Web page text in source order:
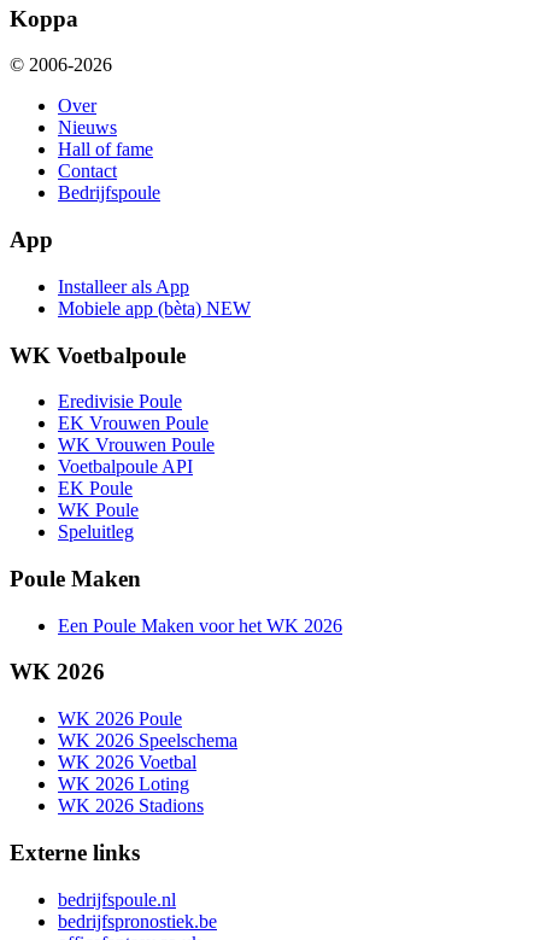
Koppa
© 2006-2026
Over
Nieuws
Hall of fame
Contact
Bedrijfspoule
App
Installeer als App
Mobiele app (bèta) NEW
WK Voetbalpoule
Eredivisie Poule
EK Vrouwen Poule
WK Vrouwen Poule
Voetbalpoule API
EK Poule
WK Poule
Speluitleg
Poule Maken
Een Poule Maken voor het WK 2026
WK 2026
WK 2026 Poule
WK 2026 Speelschema
WK 2026 Voetbal
WK 2026 Loting
WK 2026 Stadions
Externe links
bedrijfspoule.nl
bedrijfspronostiek.be